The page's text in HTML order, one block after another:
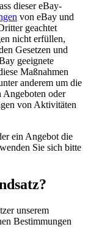
dieser eBay-
von eBay und
geachtet
nicht erfüllen,
Gesetzen und
geeignete
Maßnahmen
anderem um die
Angeboten oder
von Aktivitäten
ein Angebot die
Sie sich bitte
unserem
Bestimmungen